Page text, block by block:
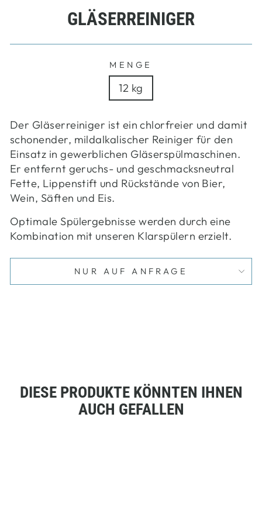
GLÄSERREINIGER
MENGE
12 kg
Der Gläserreiniger ist ein chlorfreier und damit
schonender, mildalkalischer Reiniger für den
Einsatz in gewerblichen Gläserspülmaschinen.
Er entfernt geruchs- und geschmacksneutral
Fette, Lippenstift und Rückstände von Bier,
Wein, Säften und Eis.
Optimale Spülergebnisse werden durch eine
Kombination mit unseren Klarspülern erzielt.
NUR AUF ANFRAGE
DIESE PRODUKTE KÖNNTEN IHNEN
AUCH GEFALLEN